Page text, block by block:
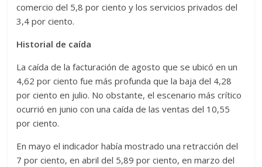
comercio del 5,8 por ciento y los servicios privados del
3,4 por ciento.
Historial de caída
La caída de la facturación de agosto que se ubicó en un
4,62 por ciento fue más profunda que la baja del 4,28
por ciento en julio. No obstante, el escenario más crítico
ocurrió en junio con una caída de las ventas del 10,55
por ciento.
En mayo el indicador había mostrado una retracción del
7 por ciento, en abril del 5,89 por ciento, en marzo del